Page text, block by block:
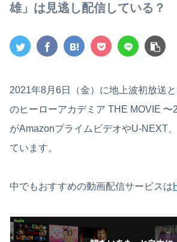
雄」は見逃し配信している？
2021年8月6日（金）に地上波初放送
のヒーローアカデミア THE MOVIE 〜
がAmazonプライムビデオやU-NEXT
ています。
中でもおすすめの動画配信サービスは